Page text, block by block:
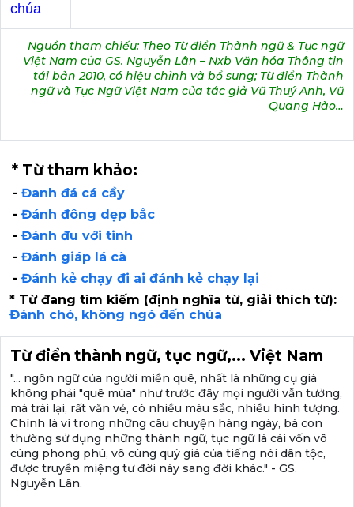
chúa
Nguồn tham chiếu: Theo Từ điển Thành ngữ & Tục ngữ
Việt Nam của GS. Nguyễn Lân – Nxb Văn hóa Thông tin
tái bản 2010, có hiệu chỉnh và bổ sung; Từ điển Thành
ngữ và Tục Ngữ Việt Nam của tác giả Vũ Thuý Anh, Vũ
Quang Hào…
* Từ tham khảo:
- Đanh đá cá cầy
- Đánh đông dẹp bắc
- Đánh đu với tinh
- Đánh giáp lá cà
- Đánh kẻ chạy đi ai đánh kẻ chạy lại
* Từ đang tìm kiếm (định nghĩa từ, giải thích từ):
Đánh chó, không ngó đến chúa
Từ điển thành ngữ, tục ngữ,... Việt Nam
"... ngôn ngữ của người miền quê, nhất là những cụ già
không phải "quê mùa" như trước đây mọi người vẫn tưởng,
mà trái lại, rất văn vẻ, có nhiều màu sắc, nhiều hình tượng.
Chính là vì trong những câu chuyện hàng ngày, bà con
thường sử dụng những thành ngữ, tục ngữ là cái vốn vô
cùng phong phú, vô cùng quý giá của tiếng nói dân tộc,
được truyền miệng tư đời này sang đời khác." - GS.
Nguyễn Lân.